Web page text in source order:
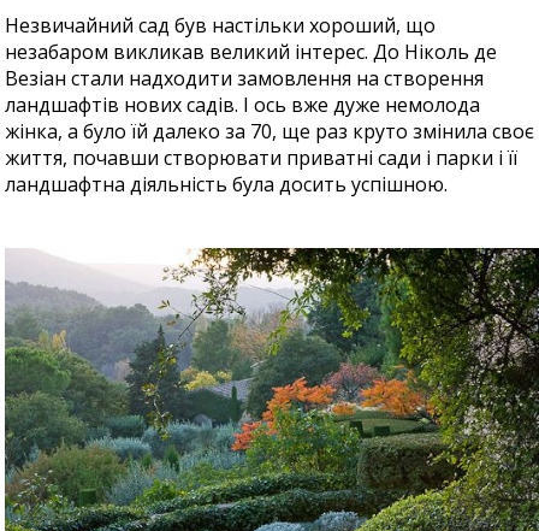
Незвичайний сад був настільки хороший, що
незабаром викликав великий інтерес. До Ніколь де
Везіан стали надходити замовлення на створення
ландшафтів нових садів. І ось вже дуже немолода
жінка, а було їй далеко за 70, ще раз круто змінила своє
життя, почавши створювати приватні сади і парки і її
ландшафтна діяльність була досить успішною.